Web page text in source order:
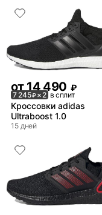
от14 490 ₽
7 245₽× 2 в сплит
Кроссовки adidas
Ultraboost 1.0
15 дней